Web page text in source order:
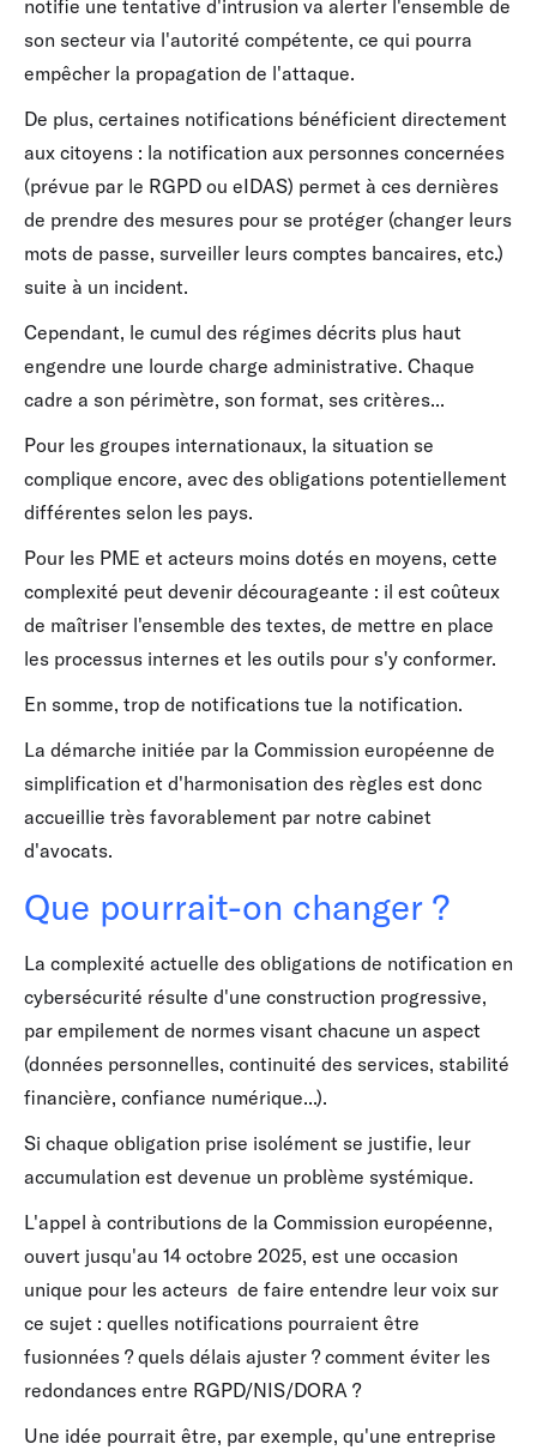
notifie une tentative d'intrusion va alerter l'ensemble de
son secteur via l'autorité compétente, ce qui pourra
empêcher la propagation de l'attaque.
De plus, certaines notifications bénéficient directement
aux citoyens : la notification aux personnes concernées
(prévue par le RGPD ou eIDAS) permet à ces dernières
de prendre des mesures pour se protéger (changer leurs
mots de passe, surveiller leurs comptes bancaires, etc.)
suite à un incident.
Cependant, le cumul des régimes décrits plus haut
engendre une lourde charge administrative. Chaque
cadre a son périmètre, son format, ses critères...
Pour les groupes internationaux, la situation se
complique encore, avec des obligations potentiellement
différentes selon les pays.
Pour les PME et acteurs moins dotés en moyens, cette
complexité peut devenir décourageante : il est coûteux
de maîtriser l'ensemble des textes, de mettre en place
les processus internes et les outils pour s'y conformer.
En somme, trop de notifications tue la notification.
La démarche initiée par la Commission européenne de
simplification et d'harmonisation des règles est donc
accueillie très favorablement par notre cabinet
d'avocats.
Que pourrait-on changer ?
La complexité actuelle des obligations de notification en
cybersécurité résulte d'une construction progressive,
par empilement de normes visant chacune un aspect
(données personnelles, continuité des services, stabilité
financière, confiance numérique...).
Si chaque obligation prise isolément se justifie, leur
accumulation est devenue un problème systémique.
L'appel à contributions de la Commission européenne,
ouvert jusqu'au 14 octobre 2025, est une occasion
unique pour les acteurs de faire entendre leur voix sur
ce sujet : quelles notifications pourraient être
fusionnées ? quels délais ajuster ? comment éviter les
redondances entre RGPD/NIS/DORA ?
Une idée pourrait être, par exemple, qu'une entreprise